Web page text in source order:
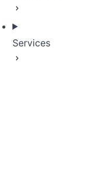
Services